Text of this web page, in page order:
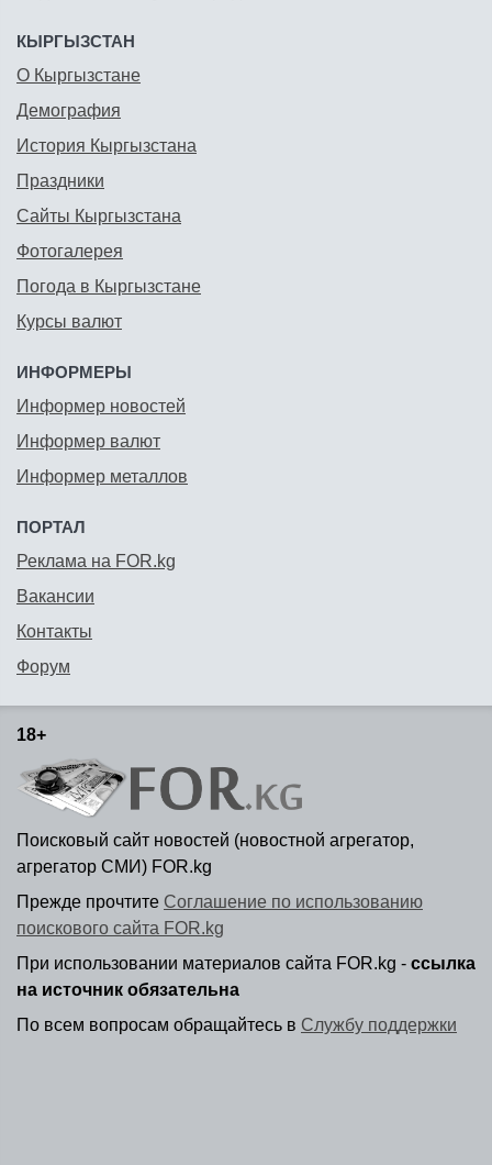
КЫРГЫЗСТАН
О Кыргызстане
Демография
История Кыргызстана
Праздники
Сайты Кыргызстана
Фотогалерея
Погода в Кыргызстане
Курсы валют
ИНФОРМЕРЫ
Информер новостей
Информер валют
Информер металлов
ПОРТАЛ
Реклама на FOR.kg
Вакансии
Контакты
Форум
18+
Поисковый сайт новостей (новостной агрегатор,
агрегатор СМИ) FOR.kg
Прежде прочтите Соглашение по использованию
поискового сайта FOR.kg
При использовании материалов сайта FOR.kg - ссылка
на источник обязательна
По всем вопросам обращайтесь в Службу поддержки